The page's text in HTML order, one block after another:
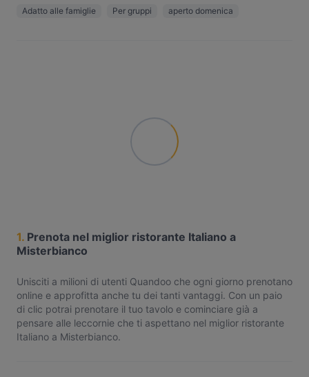
Adatto alle famiglie Per gruppi aperto domenica
1. Prenota nel miglior ristorante Italiano a
Misterbianco
Unisciti a milioni di utenti Quandoo che ogni giorno prenotano
online e approfitta anche tu dei tanti vantaggi. Con un paio
di clic potrai prenotare il tuo tavolo e cominciare già a
pensare alle leccornie che ti aspettano nel miglior ristorante
Italiano a Misterbianco.